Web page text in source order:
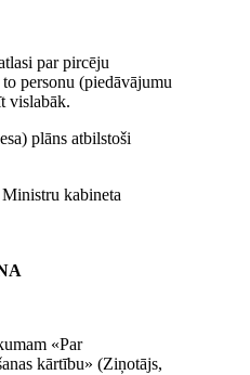
par pircēju
personu (piedāvājumu
vislabāk.
plāns atbilstoši
Ministru kabineta
«Par
kārtību» (Ziņotājs,